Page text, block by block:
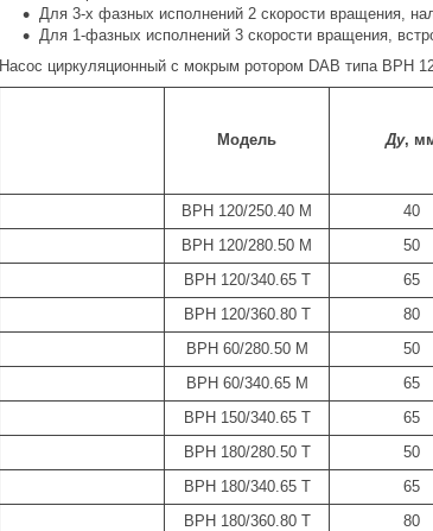
Для 3-х фазных исполнений 2 скорости вращения,
Для 1-фазных исполнений 3 скорости вращения,
Насос циркуляционный с мокрым ротором DAB типа BPH
Модель Ду,
BPH 120/250.40 M 40
BPH 120/280.50 М
50
BPH 120/340.65 T
65
BPH 120/360.80 T
80
BPH 60/280.50 М
50
BPH 60/340.65 М
65
BPH 150/340.65 T
65
BPH 180/280.50 T
50
BPH 180/340.65 T
65
BPH 180/360.80 T
80